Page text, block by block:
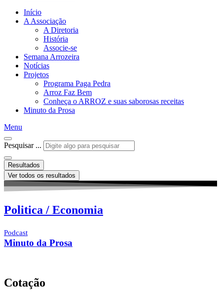
Início
A Associação
A Diretoria
História
Associe-se
Semana Arrozeira
Notícias
Projetos
Programa Paga Pedra
Arroz Faz Bem
Conheça o ARROZ e suas saborosas receitas
Minuto da Prosa
Menu
Pesquisar ...
Resultados
Ver todos os resultados
Politica / Economia
Podcast
Minuto da Prosa
Cotação